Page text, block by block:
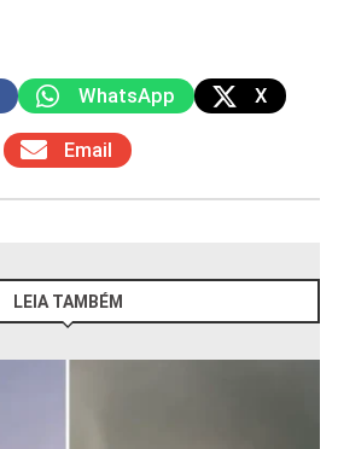
WhatsApp X
Email
LEIA TAMBÉM